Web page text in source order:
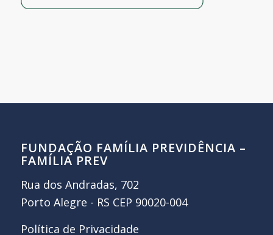
FUNDAÇÃO FAMÍLIA PREVIDÊNCIA –
FAMÍLIA PREV
Rua dos Andradas, 702
Porto Alegre - RS CEP 90020-004
Política de Privacidade